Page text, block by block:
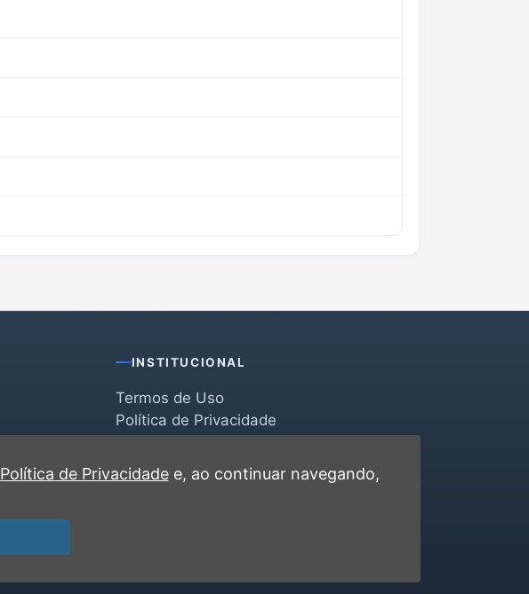
INSTITUCIONAL
Termos de Uso
Política de Privacidade
Contato
Política de Privacidadee, ao continuar navegando,